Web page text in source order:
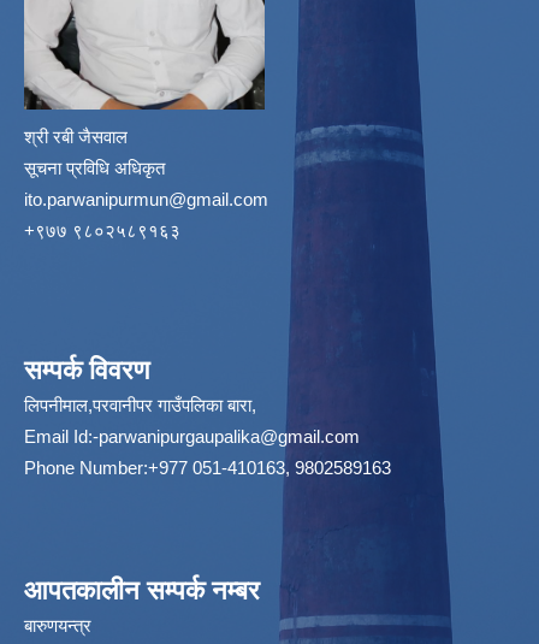
श्री रबी जैसवाल
सूचना प्रविधि अधिकृत
ito.parwanipurmun@gmail.com
‌+९७७ ९८०२५८९१६३
सम्पर्क विवरण
लिपनीमाल,परवानीपर गाउँपलिका बारा,
Email Id:-parwanipurgaupalika@gmail.com
Phone Number:+977 051-410163, 9802589163
आपतकालीन सम्पर्क नम्बर
बारुणयन्त्र